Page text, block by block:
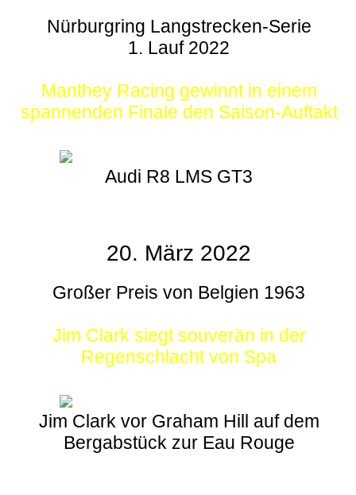
Nürburgring Langstrecken-Serie
1. Lauf 2022
Manthey Racing gewinnt in einem
spannenden Finale den Saison-Auftakt
Audi R8 LMS GT3
20. März 2022
Großer Preis von Belgien 1963
Jim Clark siegt souverän in der
Regenschlacht von Spa
Jim Clark vor Graham Hill auf dem
Bergabstück zur Eau Rouge